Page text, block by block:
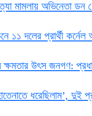
মামলায় অভিনেতা ডন
১১ দলের প্রার্থী কর্নেল
উৎস জনগণ:
ধরেছিলাম’, দুই